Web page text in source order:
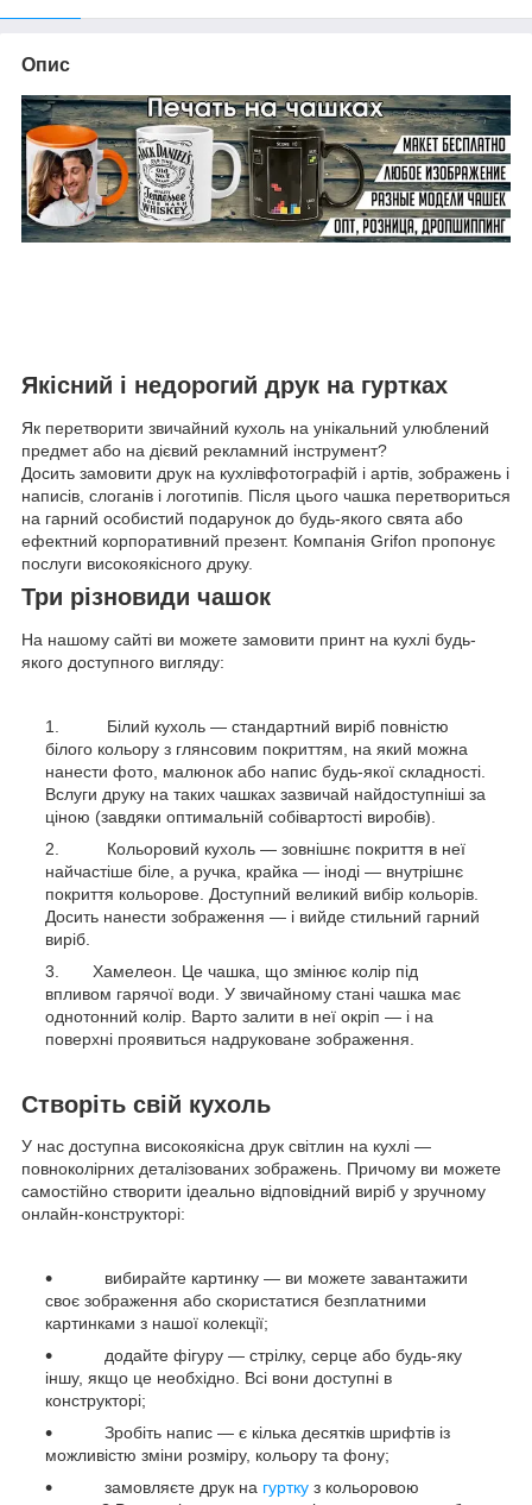
Опис
Якісний і недорогий друк на гуртках
Як перетворити звичайний кухоль на унікальний улюблений
предмет або на дієвий рекламний інструмент?
Досить замовити друк на кухлівфотографій і артів, зображень і
написів, слоганів і логотипів. Після цього чашка перетвориться
на гарний особистий подарунок до будь-якого свята або
ефектний корпоративний презент. Компанія Grifon пропонує
послуги високоякісного друку.
Три різновиди чашок
На нашому сайті ви можете замовити принт на кухлі будь-
якого доступного вигляду:
Білий кухоль — стандартний виріб повністю
білого кольору з глянсовим покриттям, на який можна
нанести фото, малюнок або напис будь-якої складності.
Вслуги друку на таких чашках зазвичай найдоступніші за
ціною (завдяки оптимальній собівартості виробів).
Кольоровий кухоль — зовнішнє покриття в неї
найчастіше біле, а ручка, крайка — іноді — внутрішнє
покриття кольорове. Доступний великий вибір кольорів.
Досить нанести зображення — і вийде стильний гарний
виріб.
Хамелеон. Це чашка, що змінює колір під
впливом гарячої води. У звичайному стані чашка має
однотонний колір. Варто залити в неї окріп — і на
поверхні проявиться надруковане зображення.
Створіть свій кухоль
У нас доступна високоякісна друк світлин на кухлі —
повноколірних деталізованих зображень. Причому ви можете
самостійно створити ідеально відповідний виріб у зручному
онлайн-конструкторі:
вибирайте картинку — ви можете завантажити
своє зображення або скористатися безплатними
картинками з нашої колекції;
додайте фігуру — стрілку, серце або будь-яку
іншу, якщо це необхідно. Всі вони доступні в
конструкторі;
Зробіть напис — є кілька десятків шрифтів із
можливістю зміни розміру, кольору та фону;
замовляєте друк на гуртку з кольоровою